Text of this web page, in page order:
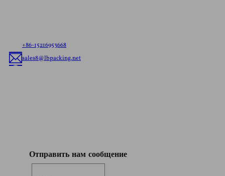
+86-15216953668
sales8@lbpacking.net
Отправить нам сообщение